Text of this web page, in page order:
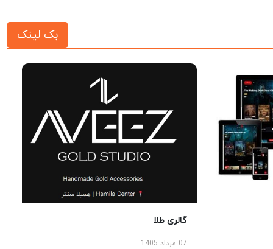
بک لینک
گالری طلا
07 مرداد 1405